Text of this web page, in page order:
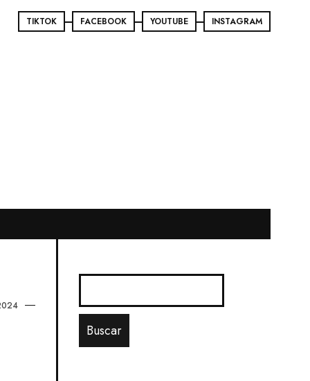
INSTAGRAM
YOUTUBE
FACEBOOK
TIKTOK